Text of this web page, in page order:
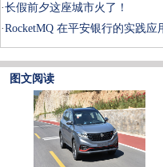
·长假前夕这座城市火了！
·RocketMQ 在平安银行的实践应
图文阅读